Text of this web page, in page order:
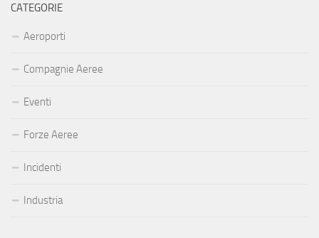
CATEGORIE
Aeroporti
Compagnie Aeree
Eventi
Forze Aeree
Incidenti
Industria